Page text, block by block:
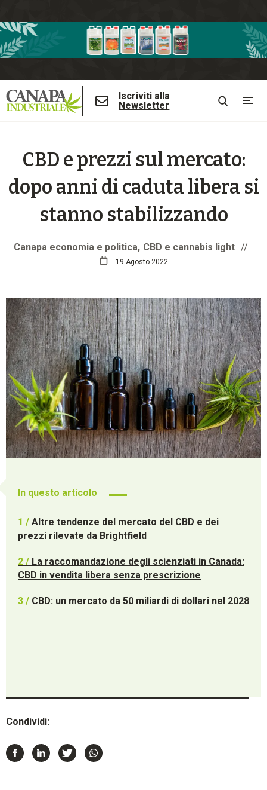
Iscriviti alla
Newsletter
CBD e prezzi sul mercato:
dopo anni di caduta libera si
stanno stabilizzando
Canapa economia e politica CBD e cannabis light //
19 Agosto 2022
In questo articolo
1 / Altre tendenze del mercato del CBD e dei
prezzi rilevate da Brightfield
2 / La raccomandazione degli scienziati in Canada:
CBD in vendita libera senza prescrizione
3 / CBD: un mercato da 50 miliardi di dollari nel 2028
Condividi: